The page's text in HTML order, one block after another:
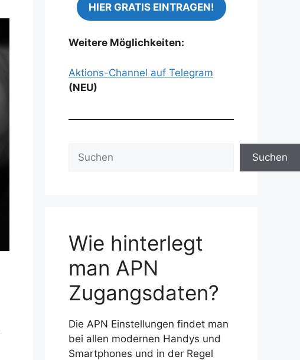
HIER GRATIS EINTRAGEN!
Weitere Möglichkeiten:
Aktions-Channel auf Telegram
(NEU)
Suchen
Wie hinterlegt
man APN
Zugangsdaten?
Die APN Einstellungen findet man
bei allen modernen Handys und
Smartphones und in der Regel